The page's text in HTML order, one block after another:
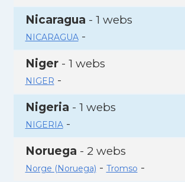
Nicaragua - 1 webs
NICARAGUA-
Niger- 1 webs
NIGER -
Nigeria - 1 webs
NIGERIA-
Noruega - 2 webs
Norge (Noruega) - Tromso -